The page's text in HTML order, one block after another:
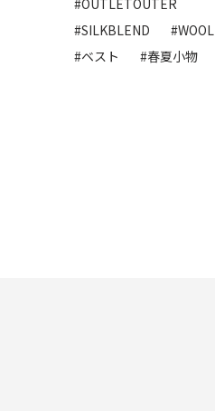
#OUTLETOUTER
#SILKBLEND
#WOOL
#ベスト
#春夏小物